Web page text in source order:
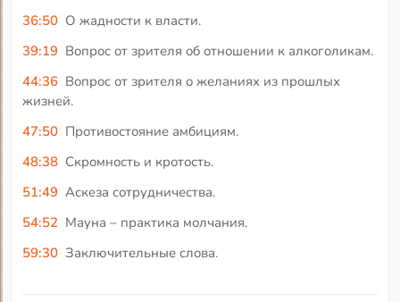
36:50 О жадности к власти.
39:19 Вопрос от зрителя об отношении к алкоголикам.
44:36 Вопрос от зрителя о желаниях из прошлых
жизней.
47:50 Противостояние амбициям.
48:38 Скромность и кротость.
51:49 Аскеза сотрудничества.
54:52 Мауна – практика молчания.
59:30 Заключительные слова.